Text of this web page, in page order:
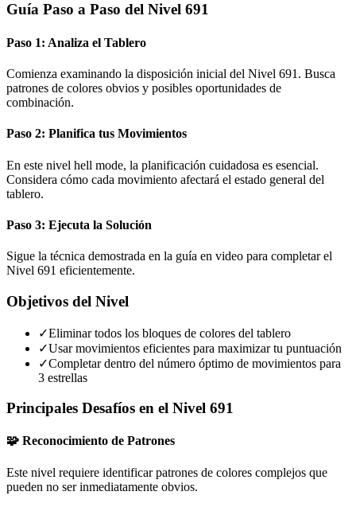
Guía Paso a Paso del Nivel 691
Paso 1: Analiza el Tablero
Comienza examinando la disposición inicial del Nivel 691. Busca
patrones de colores obvios y posibles oportunidades de
combinación.
Paso 2: Planifica tus Movimientos
En este nivel hell mode, la planificación cuidadosa es esencial.
Considera cómo cada movimiento afectará el estado general del
tablero.
Paso 3: Ejecuta la Solución
Sigue la técnica demostrada en la guía en video para completar el
Nivel 691 eficientemente.
Objetivos del Nivel
✓Eliminar todos los bloques de colores del tablero
✓Usar movimientos eficientes para maximizar tu puntuación
✓Completar dentro del número óptimo de movimientos para
3 estrellas
Principales Desafíos en el Nivel 691
🧩 Reconocimiento de Patrones
Este nivel requiere identificar patrones de colores complejos que
pueden no ser inmediatamente obvios.